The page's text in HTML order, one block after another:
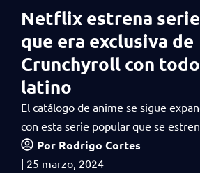
Netflix estrena
que era exclusiva de
Crunchyroll con
latino
El catálogo de anime se sigue
con esta serie popular que se
Por Rodrigo Cortes
| 25 marzo, 2024